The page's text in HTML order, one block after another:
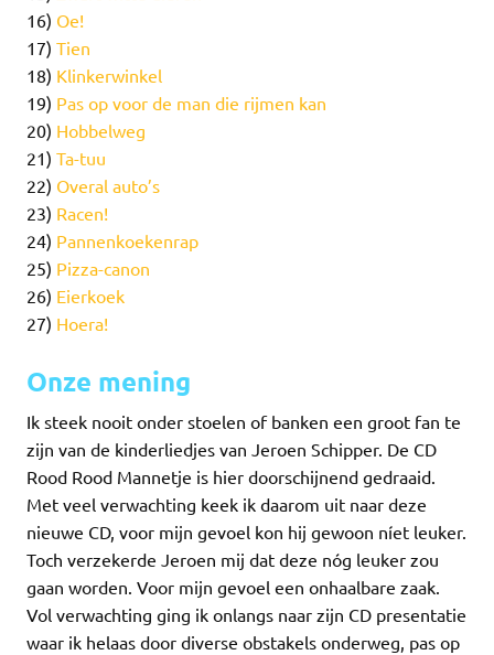
16) Oe!
17) Tien
18) Klinkerwinkel
19) Pas op voor de man die rijmen kan
20) Hobbelweg
21) Ta-tuu
22) Overal auto’s
23) Racen!
24) Pannenkoekenrap
25) Pizza-canon
26) Eierkoek
27) Hoera!
Onze mening
Ik steek nooit onder stoelen of banken een groot fan te
zijn van de kinderliedjes van Jeroen Schipper. De CD
Rood Rood Mannetje is hier doorschijnend gedraaid.
Met veel verwachting keek ik daarom uit naar deze
nieuwe CD, voor mijn gevoel kon hij gewoon níet leuker.
Toch verzekerde Jeroen mij dat deze nóg leuker zou
gaan worden. Voor mijn gevoel een onhaalbare zaak.
Vol verwachting ging ik onlangs naar zijn CD presentatie
waar ik helaas door diverse obstakels onderweg, pas op